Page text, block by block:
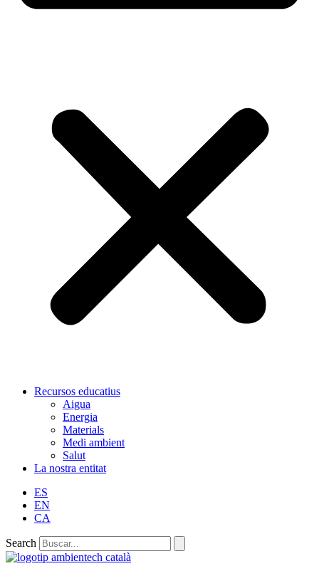
Recursos educatius
Aigua
Energia
Materials
Medi ambient
Salut
La nostra entitat
ES
EN
CA
Search